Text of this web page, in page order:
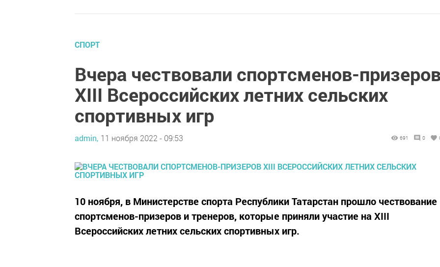
СПОРТ
Вчера чествовали спортсменов-
XIII Всероссийских летних сельских
спортивных игр
admin, 11 ноября 2022 - 09:53 691 0
10 ноября, в Министерстве спорта Республики Татарстан прошло чествование
спортсменов-призеров и тренеров, которые приняли участие на XIII
Всероссийских летних сельских спортивных игр.